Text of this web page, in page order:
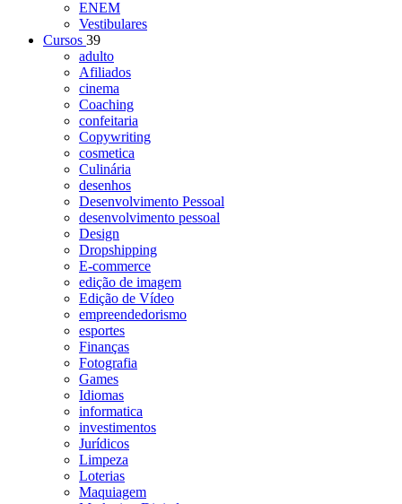
ENEM
Vestibulares
Cursos 39
adulto
Afiliados
cinema
Coaching
confeitaria
Copywriting
cosmetica
Culinária
desenhos
Desenvolvimento Pessoal
desenvolvimento pessoal
Design
Dropshipping
E-commerce
edição de imagem
Edição de Vídeo
empreendedorismo
esportes
Finanças
Fotografia
Games
Idiomas
informatica
investimentos
Jurídicos
Limpeza
Loterias
Maquiagem